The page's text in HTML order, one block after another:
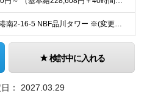
東京都港区港南2-16-5 NBF品川タワー ※(変更の範囲)上記を除く当社関連勤務地
検討中に入れる
： 2027.03.29